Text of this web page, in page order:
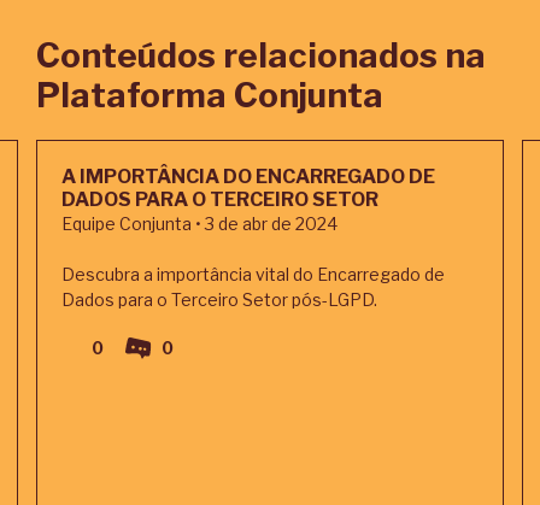
Conteúdos relacionados na
Plataforma Conjunta
A IMPORTÂNCIA DO ENCARREGADO DE
DADOS PARA O TERCEIRO SETOR
Equipe Conjunta • 3 de abr de 2024
Descubra a importância vital do Encarregado de
Dados para o Terceiro Setor pós-LGPD.
0 0